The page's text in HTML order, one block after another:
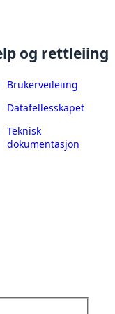
og rettleiing
Brukerveileiing
Datafellesskapet
Teknisk
dokumentasjon